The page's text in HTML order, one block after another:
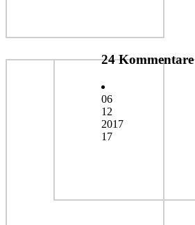
24 Kommentare
06
12
2017
17